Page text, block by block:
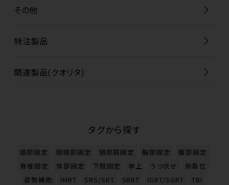
その他
特注製品
関連製品(クオリタ)
タグから探す
頭部固定 頭頸部固定 頸部肩固定 胸部固定
腹部固定
脊椎固定
体部固定 下肢固定 挙上 うつ伏せ
側臥位
姿勢補助
IMRT SRS/SRT SBRT IGRT/SGRT
TBI